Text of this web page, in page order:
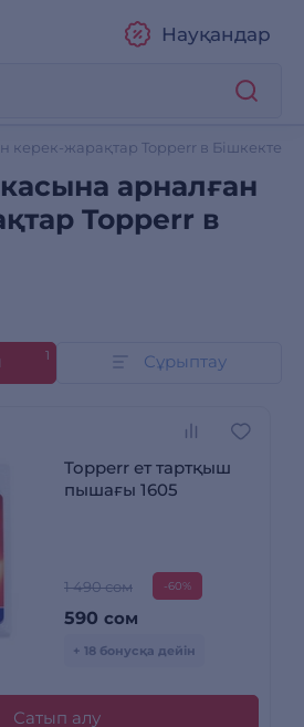
Науқандар
керек-жарақтар Topperr в Бішкекте
арналған
Topperr в
1 Сұрыптау
Topperr ет тартқыш
пышағы 1605
1 490 сом -60%
590 сом
+ 18 бонусқа дейін
Сатып алу